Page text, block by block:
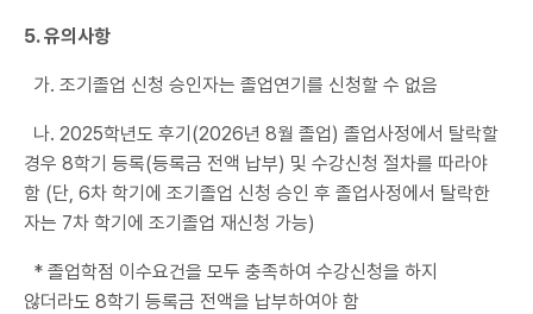
5. 유의사항
가. 조기졸업 신청 승인자는 졸업연기를 신청할 수 없음
나. 2025학년도 후기(2026년 8월 졸업) 졸업사정에서 탈락할
경우 8학기 등록(등록금 전액 납부) 및 수강신청 절차를 따라야
함 (단, 6차 학기에 조기졸업 신청 승인 후 졸업사정에서 탈락한
자는 7차 학기에 조기졸업 재신청 가능)
* 졸업학점 이수요건을 모두 충족하여 수강신청을 하지
않더라도 8학기 등록금 전액을 납부하여야 함